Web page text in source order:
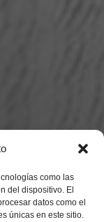
como las
del dispositivo. El
datos como el
únicas en este sitio.